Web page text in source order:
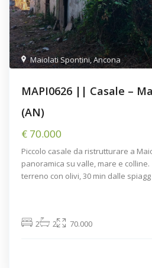
Maiolati Spontini,Ancona
MAPI0626 || Casale –
(AN)
€ 70.000
Piccolo casale da ristrutturare a
panoramica su valle, mare e colline.
terreno con olivi, 30 min dalle spiagg
2 2 70.000